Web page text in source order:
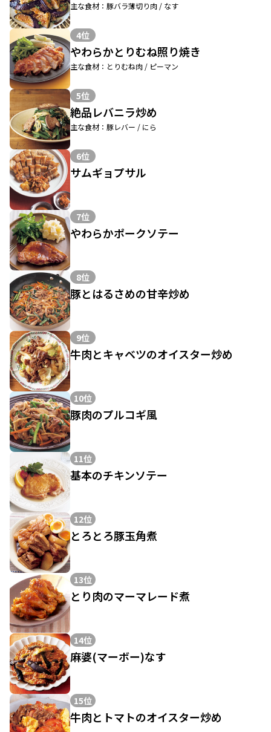
主な食材：豚バラ薄切り肉 / なす
4位
やわらかとりむね照り焼き
主な食材：とりむね肉 / ピーマン
5位
絶品レバニラ炒め
主な食材：豚レバー / にら
6位
サムギョプサル
7位
やわらかポークソテー
8位
豚とはるさめの甘辛炒め
9位
牛肉とキャベツのオイスター炒め
10位
豚肉のプルコギ風
11位
基本のチキンソテー
12位
とろとろ豚玉角煮
13位
とり肉のマーマレード煮
14位
麻婆(マーボー)なす
15位
牛肉とトマトのオイスター炒め